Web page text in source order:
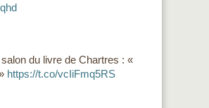
du livre de Chartres : «
https://t.co/vcIiFmq5RS